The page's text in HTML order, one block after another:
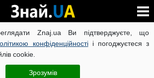
Znaj.ua Ви підтверджуєте, що
конфіденційностіі погоджуєтеся з
cookie.
Зрозумів
ПРОТИ УКРАЇНИ КОРОНАВІРУС В УКРАЇНІ
ЧИТАТЬ НА РУССКОМ